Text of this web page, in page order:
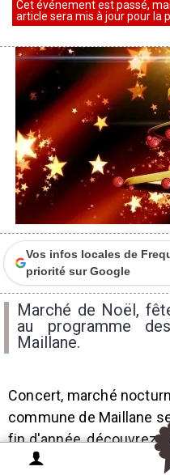
Cet événement est passé,
article sera mis à jour pour la
Vos infos locales de
priorité sur Google
Marché de Noël,
au programme
Maillane.
Concert, marché
commune de Maillane
fin d'année, découvrez
animations proposées.